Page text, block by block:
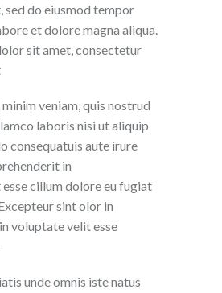
sed do eiusmod tempor
et dolore magna aliqua.
sit amet, consectetur
veniam, quis nostrud
laboris nisi ut aliquip
consequatuis aute irure
in
cillum dolore eu fugiat
sint olor in
voluptate velit esse
unde omnis iste natus